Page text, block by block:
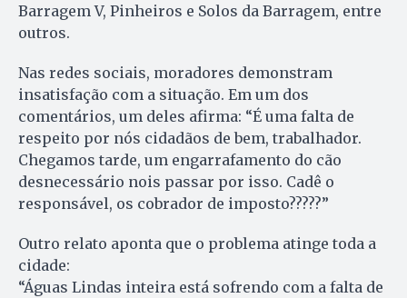
Barragem V, Pinheiros e Solos da Barragem, entre
outros.
Nas redes sociais, moradores demonstram
insatisfação com a situação. Em um dos
comentários, um deles afirma: “É uma falta de
respeito por nós cidadãos de bem, trabalhador.
Chegamos tarde, um engarrafamento do cão
desnecessário nois passar por isso. Cadê o
responsável, os cobrador de imposto?????”
Outro relato aponta que o problema atinge toda a
cidade:
“Águas Lindas inteira está sofrendo com a falta de